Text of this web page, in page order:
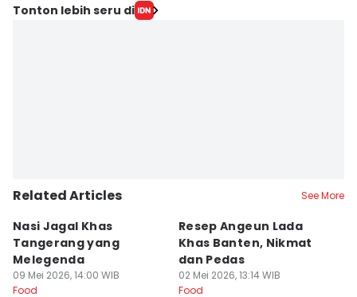
Editor
Tonton lebih seru di
Related Articles See More
Nasi Jagal Khas
Tangerang yang
Melegenda
09 Mei 2026, 14:00 WIB
Food
Resep Angeun Lada
Khas Banten, Nikmat
dan Pedas
02 Mei 2026, 13:14 WIB
Food